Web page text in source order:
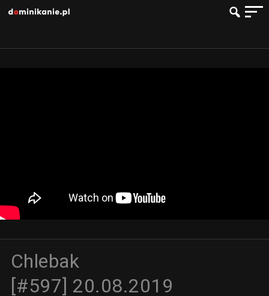
Chlebak
[#597] 20.08.2019